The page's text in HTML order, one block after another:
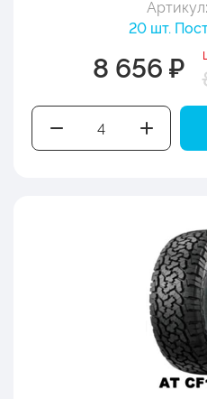
20 шт.
8 656 ₽